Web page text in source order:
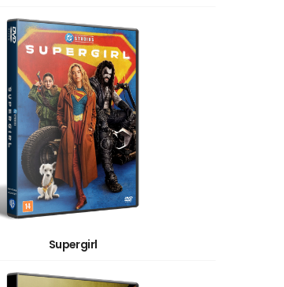
Supergirl